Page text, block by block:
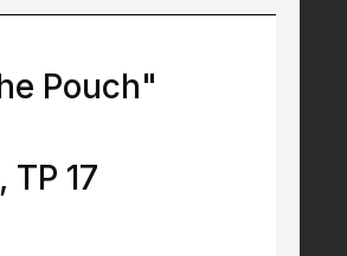
Pouch"
17